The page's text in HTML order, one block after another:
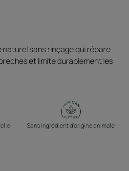
sans rinçage qui répare
et limite durablement les
Sans ingrédient d'origine animale